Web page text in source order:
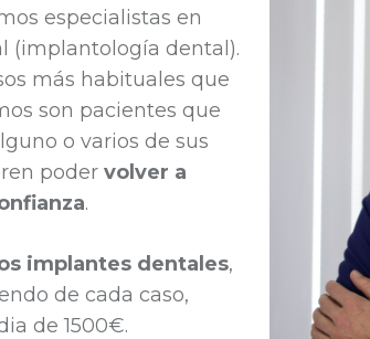
especialistas en
(implantología dental).
más habituales que
son pacientes que
o varios de sus
poder volver a
.
implantes dentales,
de cada caso,
de 1500€.